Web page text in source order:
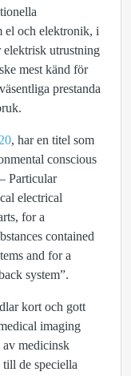
el och elektronik, i
utrustning
mest känd för
prestanda
, har en titel som
conscious
Particular
electrical
for a
contained
and for a
system”.
kort och gott
imaging
medicinsk
de speciella